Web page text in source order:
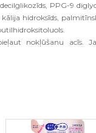
PPG-9
hidroksīds,
nokļūšanu acīs.